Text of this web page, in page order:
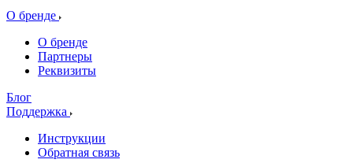
О бренде
О бренде
Партнеры
Реквизиты
Блог
Поддержка
Инструкции
Обратная связь